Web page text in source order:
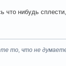
нибудь
то, что не